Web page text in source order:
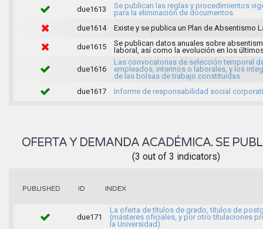
due1613
Se publican las reglas y procedimientos
para la eliminación de documentos.
due1614
Existe y se publica un Plan de Absentismo
due1615
Se publican datos anuales sobre
laboral, así como la evolución en los
due1616
Las convocatorias de selección temporal
empleados, interinos o laborales, y los
de las bolsas de trabajo constituidas.
due1617
Informe de responsabilidad social
OFERTA Y DEMANDA ACADÉMICA. SE
(3 out of 3 indicators)
PUBLISHED ID INDEX
due171
La oferta de títulos de grado, títulos de
(másteres oficiales, y por otro títulaciones
la Universidad).